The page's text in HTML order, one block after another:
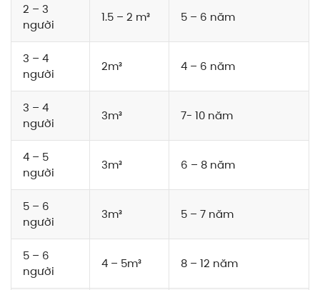
2 – 3
người
1.5 – 2 m³ 5 – 6 năm
3 – 4
người
2m³ 4 – 6 năm
3 – 4
người
3m³ 7- 10 năm
4 – 5
người
3m³ 6 – 8 năm
5 – 6
người
3m³ 5 – 7 năm
5 – 6
người
4 – 5m³ 8 – 12 năm